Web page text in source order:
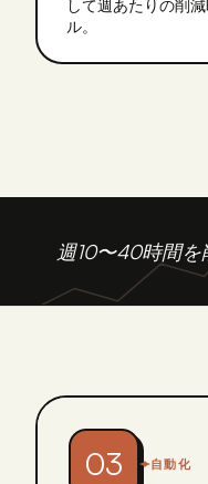
して週あたりの削
ル。
週10〜40時間を
03 自動化